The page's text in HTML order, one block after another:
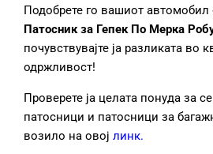
Подобрете го вашиот автомобил
Патосник за ГепекПо Мерка
почувствувајте ја разликата во
одржливост!
Проверете ја целата понуда за
патосници и патосници за
возило на овој линк.